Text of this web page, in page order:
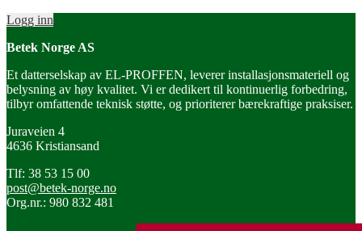
Logg inn
Betek Norge AS
Et datterselskap av EL-PROFFEN, leverer installasjonsmateriell og
belysning av høy kvalitet. Vi er dedikert til kontinuerlig forbedring,
tilbyr omfattende teknisk støtte, og prioriterer bærekraftige praksiser.
Juraveien 4
4636 Kristiansand
Tlf: 38 53 15 00
post@betek-norge.no
Org.nr.: 980 832 481